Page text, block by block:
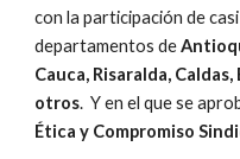
con la participación de
departamentos de
Cauca, Risaralda,
otros. Y en el que se
Ética y Compromiso